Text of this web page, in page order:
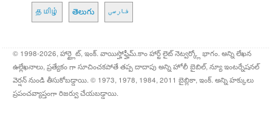
தமிழ் తెలుగు فارسی
© 1998-2026, హార్ట్లైట్, ఇంక్. వాయిస్హోఫ్హీమ్.కాం హార్ట్ లైట్ నెట్వర్క్లో భాగం. అన్ని లేఖన
ఉల్లేఖనాలు, ప్రత్యేకం గా సూచించకపోతే తప్ప దాదాపు అన్ని హోలీ బైబిల్, న్యూ ఇంటర్నేషనల్
వెర్షన్ నుండి తీసుకోబడ్డాయి. © 1973, 1978, 1984, 2011 బైబ్లికా, ఇంక్. అన్ని హక్కులు
ప్రపంచవ్యాప్తంగా రిజర్వు చేయబడ్డాయి.